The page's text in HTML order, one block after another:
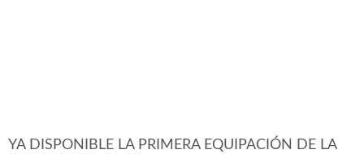
YA DISPONIBLE LA PRIMERA EQUIPACIÓN DE LA